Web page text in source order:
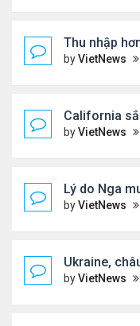
Thu nhập
byVietNews
California
byVietNews
Lý do Nga
byVietNews
Ukraine,
byVietNews